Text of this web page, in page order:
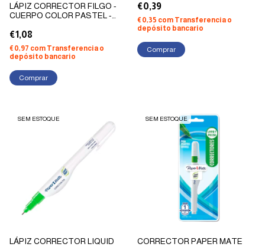
LÁPIZ CORRECTOR FILGO -
CUERPO COLOR PASTEL -
€1,08
€0,97 com Transferencia o
depósito bancario
Comprar
€0,39
€0,35 com Transferencia o
depósito bancario
SEM ESTOQUE
LÁPIZ CORRECTOR LIQUID
SEM ESTOQUE
CORRECTOR PAPER MATE